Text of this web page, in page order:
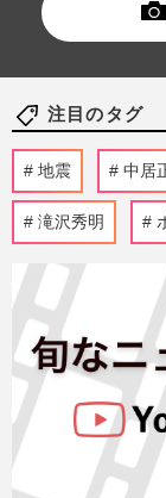
注目のタグ
地震 中居
滝沢秀明